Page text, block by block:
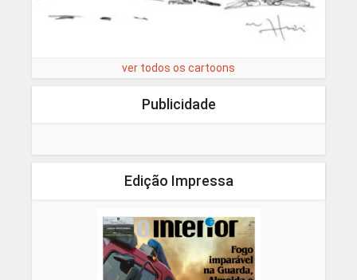
ver todos os cartoons
Publicidade
Edição Impressa